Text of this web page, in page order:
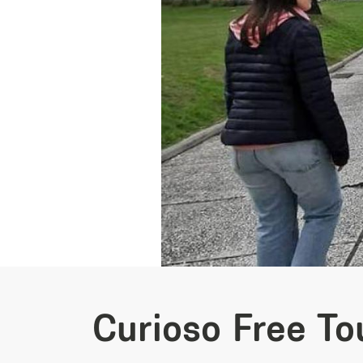
Curioso Free